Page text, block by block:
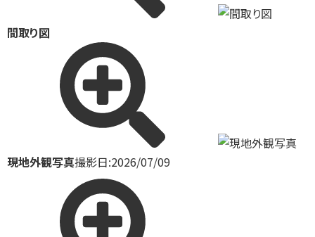
間取り図
現地外観写真撮影日:2026/07/09